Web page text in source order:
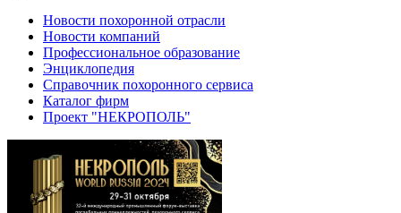
Новости похоронной отрасли
Новости компаний
Профессиональное образование
Энциклопедия
Справочник похоронного сервиса
Каталог фирм
Проект "НЕКРОПОЛЬ"